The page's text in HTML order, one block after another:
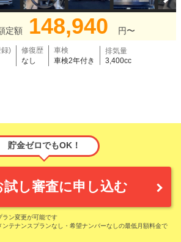
定額 148,940 円〜
)
修復歴
なし
車検
車検2年付き
排気量
3,400cc
貯金ゼロでもOK！
試し審査に申し込む
ン変更が可能です
テナンスプランなし・希望ナンバーなしの最低月額料金で